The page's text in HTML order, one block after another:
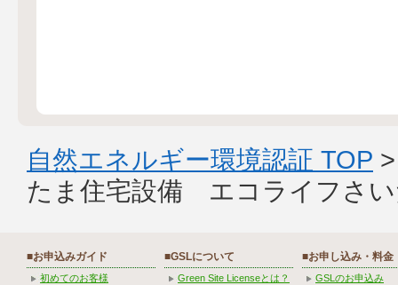
自然エネルギー環境認証 TOP
たま住宅設備 エコライフさ
■お申込みガイド
初めてのお客様
■GSLについて
Green Site Licenseとは？
■お申し込み・料金
GSLのお申込み